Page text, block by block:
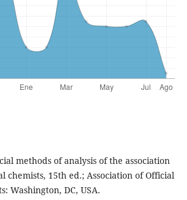
methods of analysis of the association
chemists, 15th ed.; Association of Official
Washington, DC, USA.